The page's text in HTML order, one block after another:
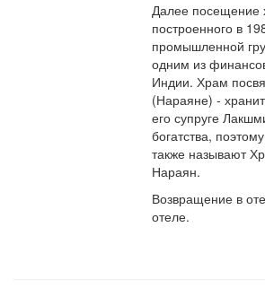
Далее посещение
построенного в
промышленной
одним из
Индии. Храм
(Нараяне) -
его супруге
богатства,
также называют
Нараян.
Возвращение в
отеле.